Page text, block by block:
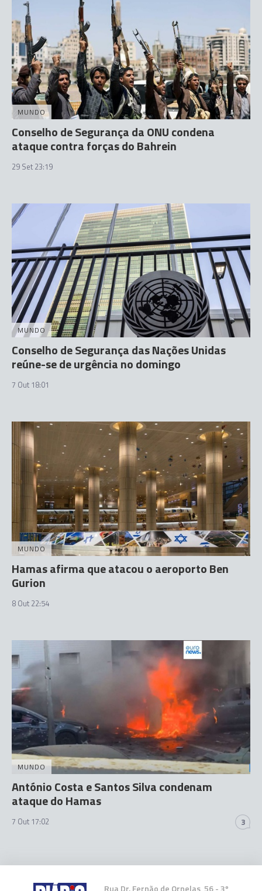
MUNDO
Conselho de Segurança da ONU condena
ataque contra forças do Bahrein
29 Set 23:19
MUNDO
Conselho de Segurança das Nações Unidas
reúne-se de urgência no domingo
7 Out 18:01
MUNDO
Hamas afirma que atacou o aeroporto Ben
Gurion
8 Out 22:54
MUNDO
António Costa e Santos Silva condenam
ataque do Hamas
7 Out 17:02 3
Rua Dr. Fernão de Ornelas, 56 - 3º